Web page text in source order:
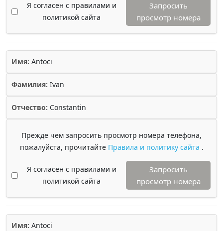
Я согласен с правилами и
политикой сайта
Запросить
просмотр номера
Имя: Antoci
Фамилия: Ivan
Отчество: Constantin
Прежде чем запросить просмотр номера телефона,
пожалуйста, прочитайте Правила и политику сайта .
Я согласен с правилами и
политикой сайта
Запросить
просмотр номера
Имя: Antoci